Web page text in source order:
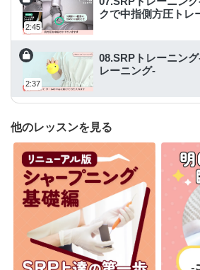
2:45
クで中指側方圧トレ
2:37
08.SRPトレーニン
レーニング-
他のレッスンを見る